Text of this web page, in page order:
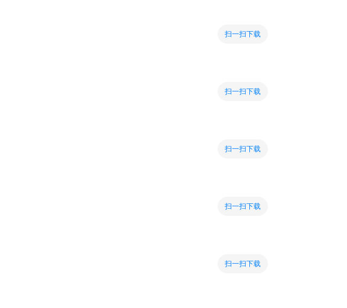
扫一扫下载
扫一扫下载
扫一扫下载
扫一扫下载
扫一扫下载